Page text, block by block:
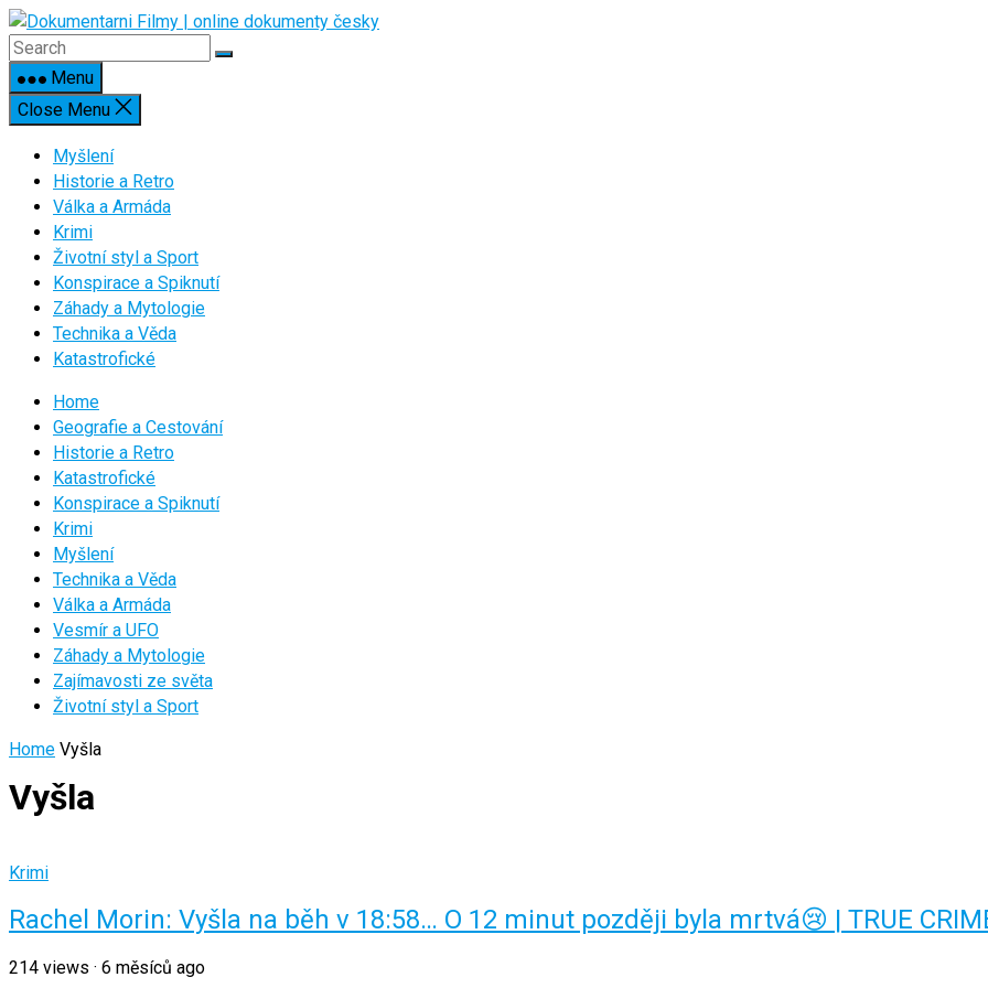
Skip
to
contentMenu
Close Menu
Myšlení
Historie a Retro
Válka a Armáda
Krimi
Životní styl a Sport
Konspirace a Spiknutí
Záhady a Mytologie
Technika a Věda
Katastrofické
Home
Geografie a Cestování
Historie a Retro
Katastrofické
Konspirace a Spiknutí
Krimi
Myšlení
Technika a Věda
Válka a Armáda
Vesmír a UFO
Záhady a Mytologie
Zajímavosti ze světa
Životní styl a Sport
Home Vyšla
Vyšla
Krimi
Rachel Morin: Vyšla na běh v 18:58… O 12 minut později byla mrtvá😢 | TRUE
214 views · 6 měsíců ago